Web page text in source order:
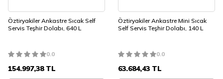
Öztiryakiler Ankastre Sıcak Self
Servis Teşhir Dolabı, 640 L
0.0
154.997,38TL
Öztiryakiler Ankastre Mini Sıcak
Self Servis Teşhir Dolabı, 140 L
0.0
63.684,43 TL